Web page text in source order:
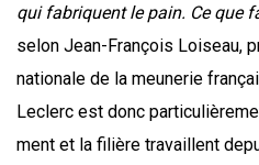
qui fabriquent le pain. Ce que
selon Jean-Fran­çois Loi­seau,
natio­nale de la meu­ne­rie
Leclerc est donc
ment et la filière tra­vaillent